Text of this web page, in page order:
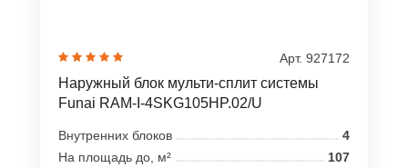
Арт. 927172
Наружный блок мульти-сплит системы
Funai RAM-I-4SKG105HP.02/U
Внутренних блоков
4
На площадь до, м²
107